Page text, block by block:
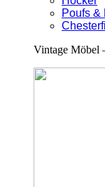
Poufs &
Vintage Möbel